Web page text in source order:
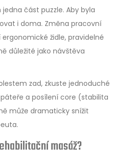
část puzzle. Aby byla
i doma. Změna pracovní
židle, pravidelné
důležité jako návštěva
zad, zkuste jednoduché
a posílení core (stabilita
může dramaticky snížit
masáž?